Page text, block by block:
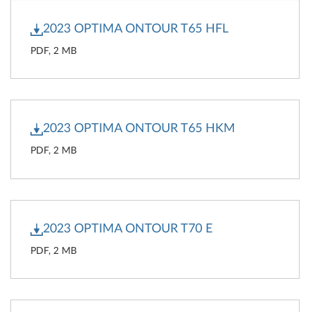
2023 OPTIMA ONTOUR T65 HFL
PDF, 2 MB
2023 OPTIMA ONTOUR T65 HKM
PDF, 2 MB
2023 OPTIMA ONTOUR T70 E
PDF, 2 MB